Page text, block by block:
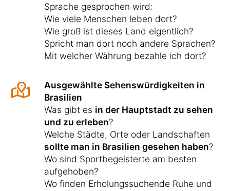
Sprache gesprochen wird:
Wie viele Menschen leben dort?
Wie groß ist dieses Land eigentlich?
Spricht man dort noch andere Sprachen?
Mit welcher Währung bezahle ich dort?
Ausgewählte Sehenswürdigkeiten in
Brasilien
Was gibt es in der Hauptstadt zu sehen
und zu erleben?
Welche Städte, Orte oder Landschaften
sollte man in Brasilien gesehen haben?
Wo sind Sportbegeisterte am besten
aufgehoben?
Wo finden Erholungssuchende Ruhe und